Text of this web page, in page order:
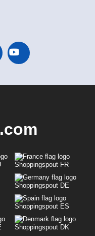
Shoppingspout FR
Shoppingspout DE
Shoppingspout ES
Shoppingspout DK